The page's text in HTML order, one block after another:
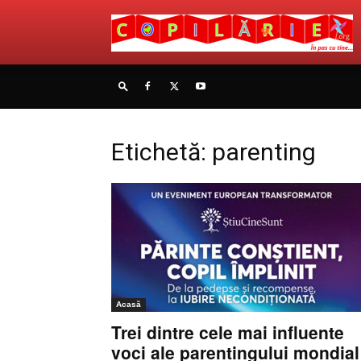
Etichetă: parenting
Acasă
Trei dintre cele mai influente
voci ale parentingului mondial